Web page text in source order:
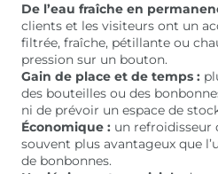
De l’eau fraîche en
clients et les visiteurs ont un
filtrée, fraîche, pétillante ou
pression sur un bouton.
Gain de place et de temps :
des bouteilles ou des
ni de prévoir un espace de
Économique : un refroidisseur
souvent plus avantageux que
de bonbonnes.